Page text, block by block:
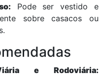
Pode ser vestido e
sobre casacos ou
e Rodoviária: